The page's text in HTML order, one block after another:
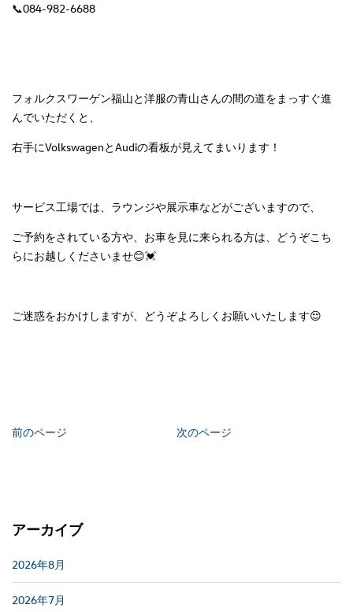
📞084-982-6688
フォルクスワーゲン福山と洋服の青山さんの間の道をまっすぐ進
んでいただくと、
右手にVolkswagenとAudiの看板が見えてまいります！
サービス工場では、ラウンジや展示車などがございますので、
ご予約をされている方や、お車を見に来られる方は、どうぞこち
らにお越しくださいませ😊💓
ご迷惑をおかけしますが、どうぞよろしくお願いいたします😌
前のページ 次のページ
アーカイブ
2026年8月
2026年7月